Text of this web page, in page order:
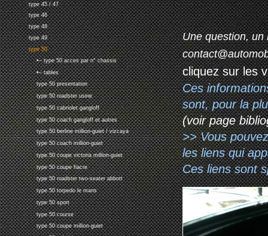
type 45 / 47
type 46
type 48
type 49
type 50
•-- type 50 acces par n° chassis
•-- tables
type 50 presentation
type 50 roadster usine
type 50 cabriolet gangloff
type 50 coach gangloff et autres
type 50 berline million-guiet / vizcaya
type 50 coach million-guiet
type 50 coupe victoria million-guiet
type 50 coupe fiacre
type 50 roadster two-seater abbott
type 50 torpedo le mans
type 50 sport
type 50 course
type 50 coupe million-guiet
Une question, un
cliquez sur les
Ces
sont, pour la
(voir page
>> Vous
les liens qui
Ces liens sont